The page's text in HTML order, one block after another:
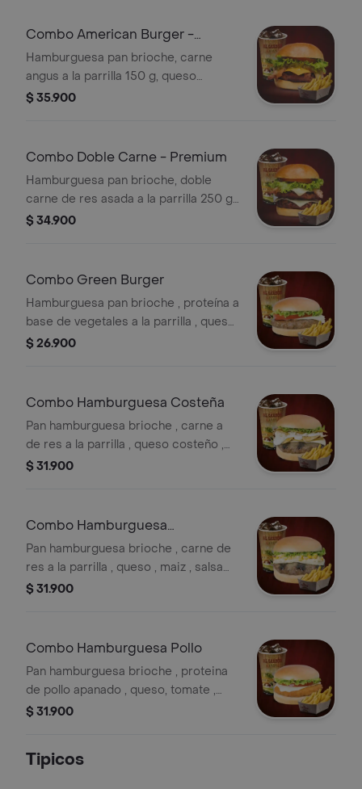
Combo American Burger -
Premium
Hamburguesa pan brioche, carne
angus a la parrilla 150 g, queso
americano, pepinillos, heinz, tocineta,
$ 35.900
Combo Doble Carne - Premium
Hamburguesa pan brioche, doble
carne de res asada a la parrilla 250 g,
tocineta, queso, lechuga, tomate y
$ 34.900
Combo Green Burger
Hamburguesa pan brioche , proteína a
base de vegetales a la parrilla , queso,
tomate , lechuga , papas a la
$ 26.900
Combo Hamburguesa Costeña
Pan hamburguesa brioche , carne a
de res a la parrilla , queso costeño ,
natuchips ,suero y lechuga ,papas a la
$ 31.900
Combo Hamburguesa
Campesina
Pan hamburguesa brioche , carne de
res a la parrilla , queso , maiz , salsa
de maiz , lechuga , papas a la
$ 31.900
Combo Hamburguesa Pollo
Pan hamburguesa brioche , proteina
de pollo apanado , queso, tomate ,
lechuga papas a la francessa y
$ 31.900
Tipicos